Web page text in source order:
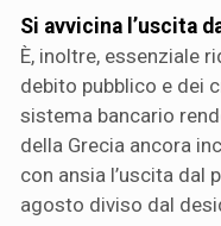
Si avvicina l’uscita
È, inoltre, essenziale
debito pubblico e dei
sistema bancario
della Grecia ancora
con ansia l’uscita dal
agosto diviso dal